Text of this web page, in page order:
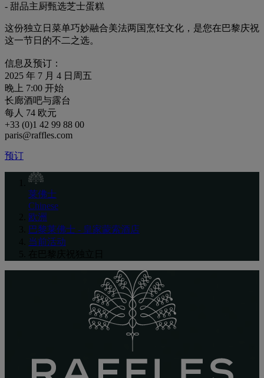
- 甜品主厨甄选芝士蛋糕
这份独立日菜单巧妙融合美法两国烹饪文化，是您在巴黎庆祝
这一节日的不二之选。
信息及预订：
2025 年 7 月 4 日周五
晚上 7:00 开始
长廊酒吧与露台
每人 74 欧元
+33 (0)1 42 99 88 00
paris@raffles.com
预订
莱佛士
Chinese
欧洲
巴黎莱佛士 - 皇家蒙索酒店
当前活动